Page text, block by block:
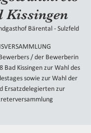
Kissingen
Bärental - Sulzfeld
/ der Bewerberin
Bad Kissingen zur Wahl des
sowie zur Wahl der
Ersatzdelegierten zur